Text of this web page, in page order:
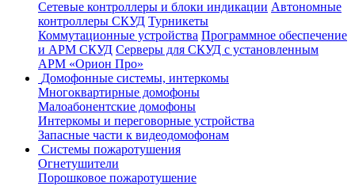
Сетевые контроллеры и блоки индикации Автономные
контроллеры СКУД Турникеты
Коммутационные устройства Программное обеспечение
и АРМ СКУД Серверы для СКУД с установленным
АРМ «Орион Про»
Домофонные системы, интеркомы
Многоквартирные домофоны
Малоабонентские домофоны
Интеркомы и переговорные устройства
Запасные части к видеодомофонам
Системы пожаротушения
Огнетушители
Порошковое пожаротушение